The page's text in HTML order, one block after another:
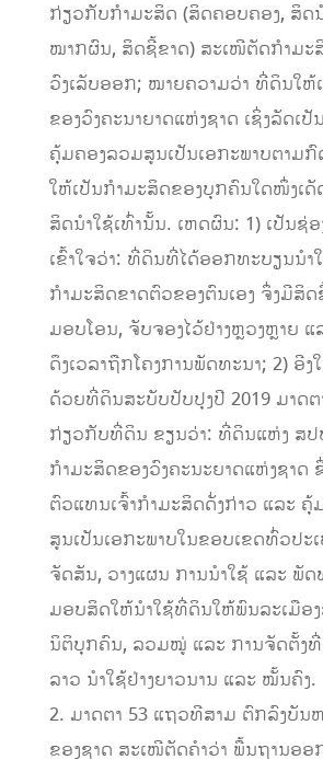
ກ່ຽວກັບກໍາມະສິດ (ສິດຄອບຄອງ, ສິດ
ໝາກຜົນ, ສິດຊີ້ຂາດ) ສະເໜີຕັດກໍາມະ
ວົງເລັບອອກ; ໝາຍຄວາມວ່າ ທີ່ດິນໃຫ້
ຂອງວົງຄະນາຍາດແຫ່ງຊາດ ເຊິ່ງລັດເ
ຄຸ້ມຄອງລວມສູນເປັນເອກະພາບຕາມ
ໃຫ້ເປັນກຳມະສິດຂອງບຸກຄົນໃດໜຶ່ງເດັ
ສິດນໍາໃຊ້ເທົ່ານັ້ນ. ເຫດຜົນ: 1) ເປັນຊ່
ເຂົ້າໃຈວ່າ: ທີ່ດິນທີ່ໄດ້ອອກທະບຽນນຳ
ກຳມະສິດຂາດຕົວຂອງຕົນເອງ ຈຶ່ງມີສິດ
ມອບໂອນ, ຈັບຈອງໄວ້ຢ່າງຫຼວງຫຼາຍ
ດຶງເວລາຖືກໂຄງການພັດທະນາ; 2) ອີ
ດ້ວຍທີ່ດິນສະບັບປັບປຸງປີ 2019 ມາດຕ
ກ່ຽວກັບທີ່ດິນ ຂຽນວ່າ: ທີ່ດິນແຫ່ງ ສປ
ກຳມະສິດຂອງວົງຄະນະຍາດແຫ່ງຊາດ
ຕົວແທນເຈົ້າກຳມະສິດດັ່ງກ່າວ ແລະ ຄຸ້
ສູນເປັນເອກະພາບໃນຂອບເຂດທົ່ວປະ
ຈັດສັນ, ວາງແຜນ ການນຳໃຊ້ ແລະ ພັ
ມອບສິດໃຫ້ນໍາໃຊ້ທີ່ດິນໃຫ້ພົນລະເມືອ
ນິຕິບຸກຄົນ, ລວມໝູ່ ແລະ ການຈັດຕັ້ງທີ່
ລາວ ນໍາໃຊ້ຢ່າງຍາວນານ ແລະ ໝັ້ນຄົງ.
2. ມາດຕາ 53 ແຖວທີສາມ ຕົກລົງບັນ
ຂອງຊາດ ສະເໜີຕັດຄຳວ່າ ພື້ນຖານອອ